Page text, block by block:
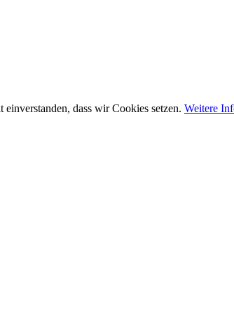
dass wir Cookies setzen. Weitere